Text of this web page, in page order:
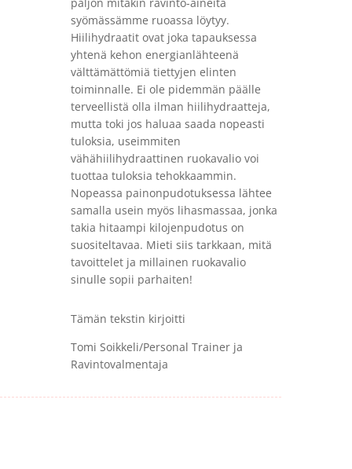
syömässämme ruoassa löytyy.
Hiilihydraatit ovat joka tapauksessa
yhtenä kehon energianlähteenä
välttämättömiä tiettyjen elinten
toiminnalle. Ei ole pidemmän päälle
terveellistä olla ilman hiilihydraatteja,
mutta toki jos haluaa saada nopeasti
tuloksia, useimmiten
vähähiilihydraattinen ruokavalio voi
tuottaa tuloksia tehokkaammin.
Nopeassa painonpudotuksessa lähtee
samalla usein myös lihasmassaa, jonka
takia hitaampi kilojenpudotus on
suositeltavaa. Mieti siis tarkkaan, mitä
tavoittelet ja millainen ruokavalio
sinulle sopii parhaiten!
Tämän tekstin kirjoitti
Tomi Soikkeli/Personal Trainer ja
Ravintovalmentaja